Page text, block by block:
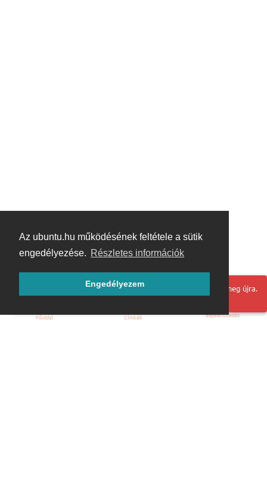
Az ubuntu.hu működésének feltétele a sütik
engedélyezése. Részletes információk
Engedélyezem
Hoppá! Valami hiba történt. Frissítse az oldalt és próbálja meg újra.
Főoldal Címkék Bejelentkezés